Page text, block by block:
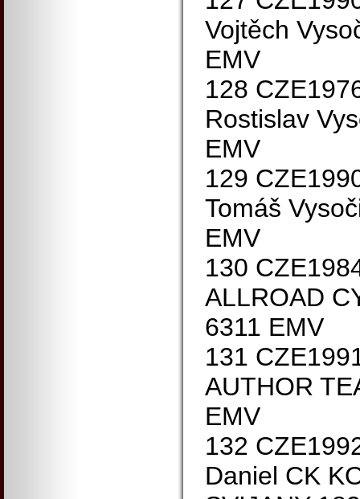
Vojtěch
EMV
128
Rostislav
EMV
129
Tomáš
EMV
130
ALLROAD
6311 EMV
131
AUTHOR
EMV
132
Daniel CK